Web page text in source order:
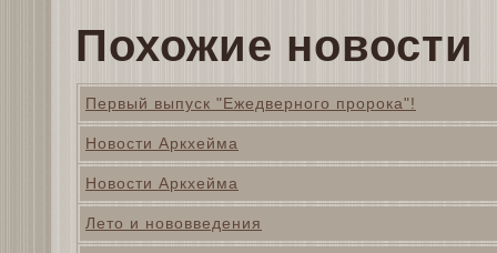
Похожие новости
Первый выпуск "Ежедверного пророка"!
Новости Аркхейма
Новости Аркхейма
Лето и нововведения